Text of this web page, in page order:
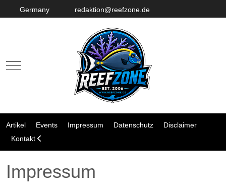
Germany redaktion@reefzone.de
Mobile Menu Toggle
Artikel Events Impressum Datenschutz
Disclaimer
Kontakt
Impressum